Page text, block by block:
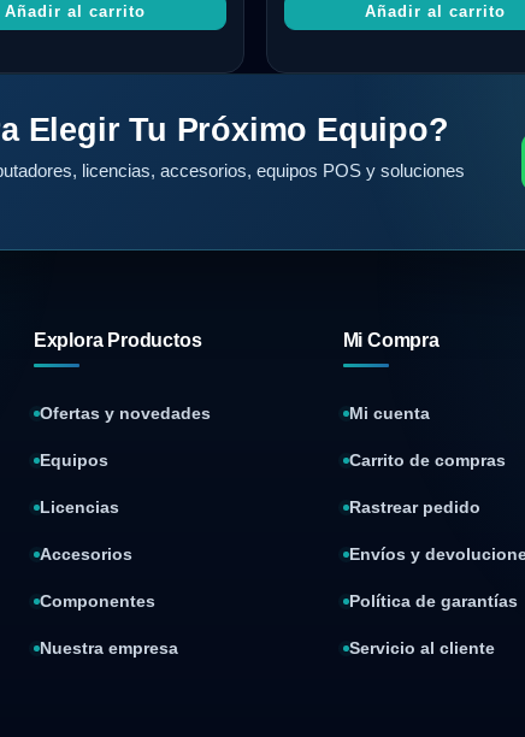
Añadir al carrito Añadir al carrito
Elegir Tu Próximo Equipo?
licencias, accesorios, equipos POS y soluciones
Explora Productos
Ofertas y novedades
Equipos
Licencias
Accesorios
Componentes
Nuestra empresa
Mi Compra
Mi cuenta
Carrito de compras
Rastrear pedido
Envíos y
Política de garantías
Servicio al cliente